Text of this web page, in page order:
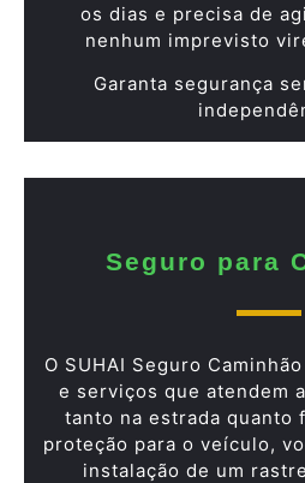
os dias e precisa de
nenhum imprevisto
Garanta segurança
Seguro para
O SUHAI Seguro
e serviços que atendem
tanto na estrada quanto
proteção para o veículo,
instalação de um